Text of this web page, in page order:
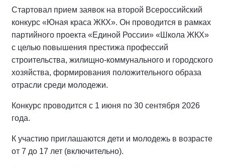
Стартовал прием заявок на второй Всероссийский
конкурс «Юная краса ЖКХ». Он проводится в рамках
партийного проекта «Единой России» «Школа ЖКХ»
с целью повышения престижа профессий
строительства, жилищно-коммунального и городского
хозяйства, формирования положительного образа
отрасли среди молодежи.
Конкурс проводится с 1 июня по 30 сентября 2026
года.
К участию приглашаются дети и молодежь в возрасте
от 7 до 17 лет (включительно).